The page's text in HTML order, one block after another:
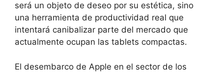
será un objeto de deseo por su estética, sino
una herramienta de productividad real que
intentará canibalizar parte del mercado que
actualmente ocupan las tablets compactas.
El desembarco de Apple en el sector de los